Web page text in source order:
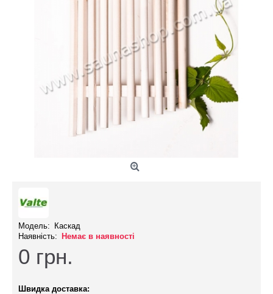
Модель:
Каскад
Наявність:
Немає в наявності
0 грн.
Швидка доставка: